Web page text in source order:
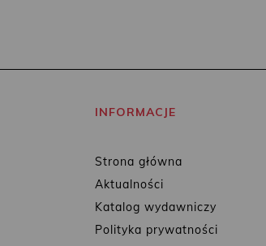
INFORMACJE
Strona główna
Aktualności
Katalog wydawniczy
Polityka prywatności